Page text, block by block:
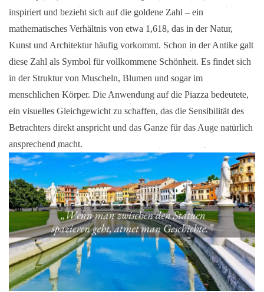
inspiriert und bezieht sich auf die goldene Zahl – ein
mathematisches Verhältnis von etwa 1,618, das in der Natur,
Kunst und Architektur häufig vorkommt. Schon in der Antike galt
diese Zahl als Symbol für vollkommene Schönheit. Es findet sich
in der Struktur von Muscheln, Blumen und sogar im
menschlichen Körper. Die Anwendung auf die Piazza bedeutete,
ein visuelles Gleichgewicht zu schaffen, das die Sensibilität des
Betrachters direkt anspricht und das Ganze für das Auge natürlich
ansprechend macht.